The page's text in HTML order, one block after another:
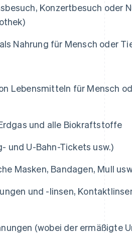
Konzertbesuch oder
Nahrung für Mensch oder
Lebensmitteln für Mensch
und alle Biokraftstoffe
und U-Bahn-Tickets usw.)
Masken, Bandagen, Mull
und -linsen,
(wobei der ermäßigte